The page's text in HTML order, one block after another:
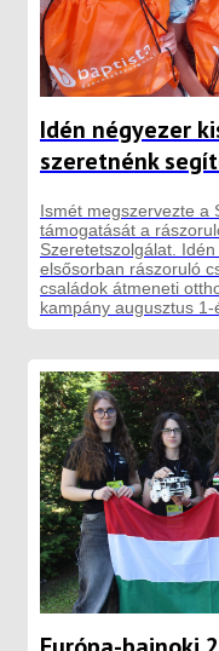
Idén négyezer
szeretnénk
Ismét megszervezte a
támogatását a
Szeretetszolgálat.
elsősorban rászoruló
családok átmeneti
kampány augusztus